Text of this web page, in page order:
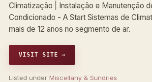
Climatização | Instalação e Manutenção
Condicionado - A Start Sistemas de
mais de 12 anos no segmento de ar.
VISIT SITE →
Listed under Miscellany & Sundries